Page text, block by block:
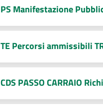
PS Manifestazione
TE Percorsi ammissibili
CDS PASSO CARRAIO